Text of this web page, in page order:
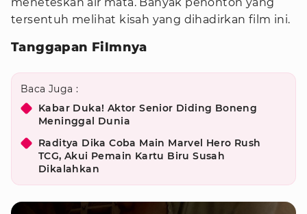
tersentuh melihat kisah yang dihadirkan film ini.
Tanggapan Filmnya
Baca Juga :
Kabar Duka! Aktor Senior Diding Boneng
Meninggal Dunia
Raditya Dika Coba Main Marvel Hero Rush
TCG, Akui Pemain Kartu Biru Susah
Dikalahkan